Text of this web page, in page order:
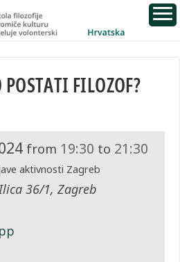
FILOZOF?
from 19:30 to 21:30
aktivnosti Zagreb
36/1, Zagreb